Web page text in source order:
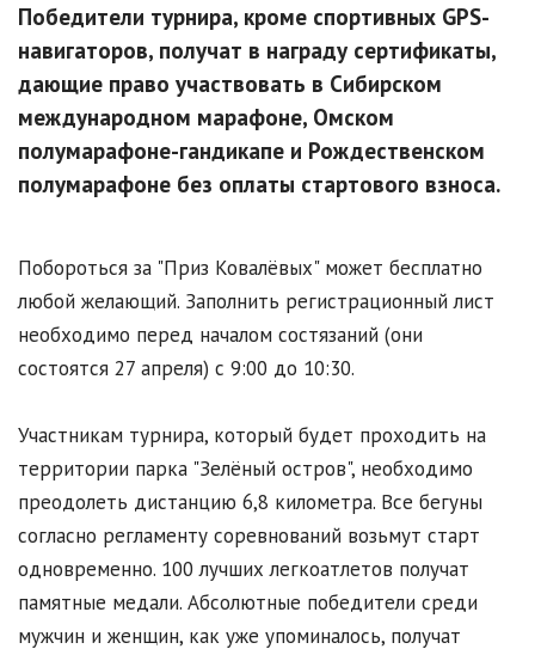
Победители турнира, кроме спортивных GPS-
навигаторов, получат в награду сертификаты,
дающие право участвовать в Сибирском
международном марафоне, Омском
полумарафоне-гандикапе и Рождественском
полумарафоне без оплаты стартового взноса.
Побороться за "Приз Ковалёвых" может бесплатно
любой желающий. Заполнить регистрационный лист
необходимо перед началом состязаний (они
состоятся 27 апреля) с 9:00 до 10:30.
Участникам турнира, который будет проходить на
территории парка "Зелёный остров", необходимо
преодолеть дистанцию 6,8 километра. Все бегуны
согласно регламенту соревнований возьмут старт
одновременно. 100 лучших легкоатлетов получат
памятные медали. Абсолютные победители среди
мужчин и женщин, как уже упоминалось, получат